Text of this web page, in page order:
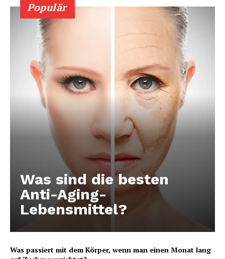
Populär
Was sind die besten
Anti-Aging-
Lebensmittel?
Was passiert mit dem Körper, wenn man einen Monat lang